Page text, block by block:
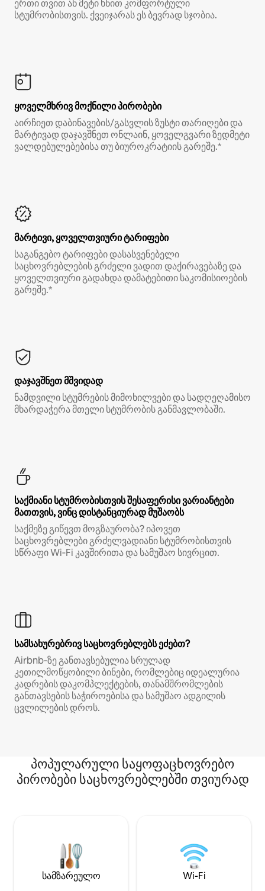
ერთი თვით ან მეტი ხნით კომფორტული
სტუმრობისთვის. ქვეიჯარას ეს ბევრად სჯობია.
ყოველმხრივ მოქნილი პირობები
აირჩიეთ დაბინავების/გასვლის ზუსტი თარიღები და
მარტივად დაჯავშნეთ ონლაინ, ყოველგვარი ზედმეტი
ვალდებულებებისა თუ ბიუროკრატიის გარეშე.*
მარტივი, ყოველთვიური ტარიფები
საგანგებო ტარიფები დასასვენებელი
საცხოვრებლების გრძელი ვადით დაქირავებაზე და
ყოველთვიური გადახდა დამატებითი საკომისიოების
გარეშე.*
დაჯავშნეთ მშვიდად
ნამდვილი სტუმრების მიმოხილვები და სადღეღამისო
მხარდაჭერა მთელი სტუმრობის განმავლობაში.
საქმიანი სტუმრობისთვის შესაფერისი ვარიანტები
მათთვის, ვინც დისტანციურად მუშაობს
საქმეზე გიწევთ მოგზაურობა? იპოვეთ
საცხოვრებლები გრძელვადიანი სტუმრობისთვის
სწრაფი Wi‑Fi კავშირითა და სამუშაო სივრცით.
სამსახურებრივ საცხოვრებლებს ეძებთ?
Airbnb‑ზე განთავსებულია სრულად
კეთილმოწყობილი ბინები, რომლებიც იდეალურია
კადრების დაკომპლექტების, თანამშრომლების
განთავსების საჭიროებისა და სამუშაო ადგილის
ცვლილების დროს.
პოპულარული საყოფაცხოვრებო
პირობები საცხოვრებლებში თვიურად
სამზარეულო Wi-Fi